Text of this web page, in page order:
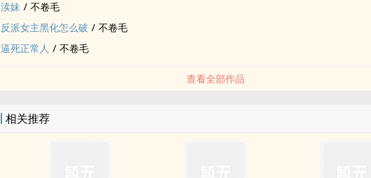
渎妹 / 不卷毛
反派女主黑化怎么破 / 不卷毛
逼死正常人 / 不卷毛
查看全部作品
相关推荐